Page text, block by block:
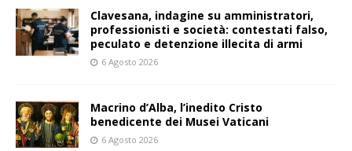
Clavesana, indagine su amministratori,
professionisti e società: contestati falso,
peculato e detenzione illecita di armi
6 Agosto 2026
Macrino d’Alba, l’inedito Cristo
benedicente dei Musei Vaticani
6 Agosto 2026